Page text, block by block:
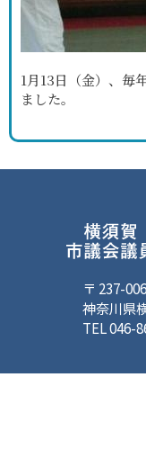
1月13日（金）、毎
ました。
〒 237-
神奈川県
TEL 046-